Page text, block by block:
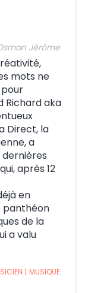
Jérôme
mots ne
Richard aka
Direct, la
a
après 12
en
panthéon
de la
a valu
| MUSIQUE